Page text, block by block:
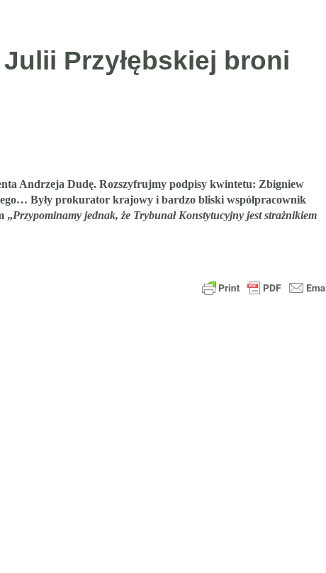
Przyłębskiej broni
Andrzeja Dudę. Rozszyfrujmy podpisy kwintetu: Zbigniew
Były prokurator krajowy i bardzo bliski współpracownik
„Przypominamy jednak, że Trybunał Konstytucyjny jest strażnikiem